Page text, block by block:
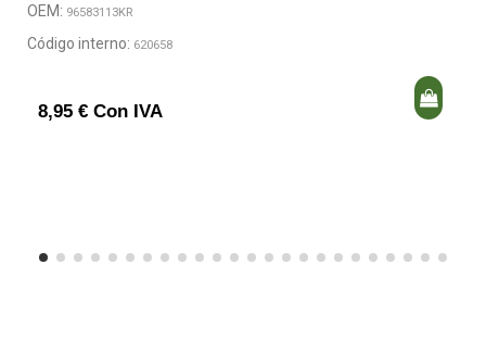
OEM: 96583113KR
Código interno: 620658
8,95 € Con IVA